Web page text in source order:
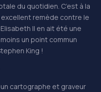
du quotidien. C’est à la
remède contre le
II en ait été une
un point commun
King !
cartographe et graveur